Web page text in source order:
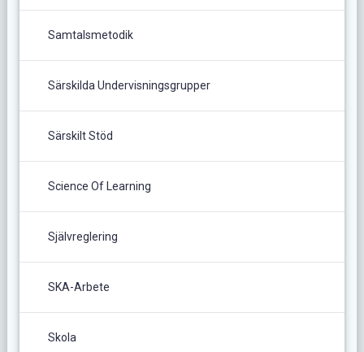
Samtalsmetodik
Särskilda Undervisningsgrupper
Särskilt Stöd
Science Of Learning
Självreglering
SKA-Arbete
Skola